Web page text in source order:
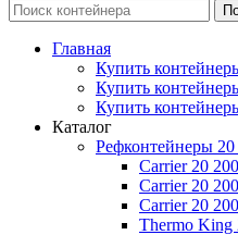
Главная
Купить
Купить
Купить
Каталог
Рефконтейнеры 20
Carrier 20
Carrier 20
Carrier 20
Thermo King